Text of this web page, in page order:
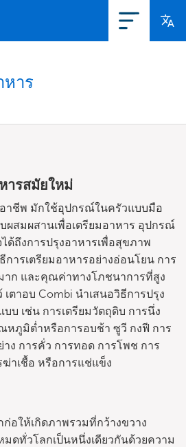
าร
ารสมัยใหม่
าชีพ มักใช้อุปกรณ์ในครัวแบบมือ
ผสมผสานเพื่อเตรียมอาหาร อุปกรณ์
ด้ถึงการปรุงอาหารเพื่อสุขภาพ
ารเตรียมอาหารอย่างอ่อนโยน การ
าก และคุณค่าทางโภชนาการที่สูง
ตาอบ Combi นำเสนอวิธีการปรุง
บ เช่น การเตรียมวัตถุดิบ การนึ่ง
หภูมิต่ำหรือการอบช้า ซูวี กงฟี การ
ง การคั่ว การทอด การโพช การ
าเชื้อ หรือการแช่แข็ง
อให้เกิดภาพรวมที่กว้างขวาง
ดทั่วโลกเป็นหนึ่งเดียวกันด้วยความ